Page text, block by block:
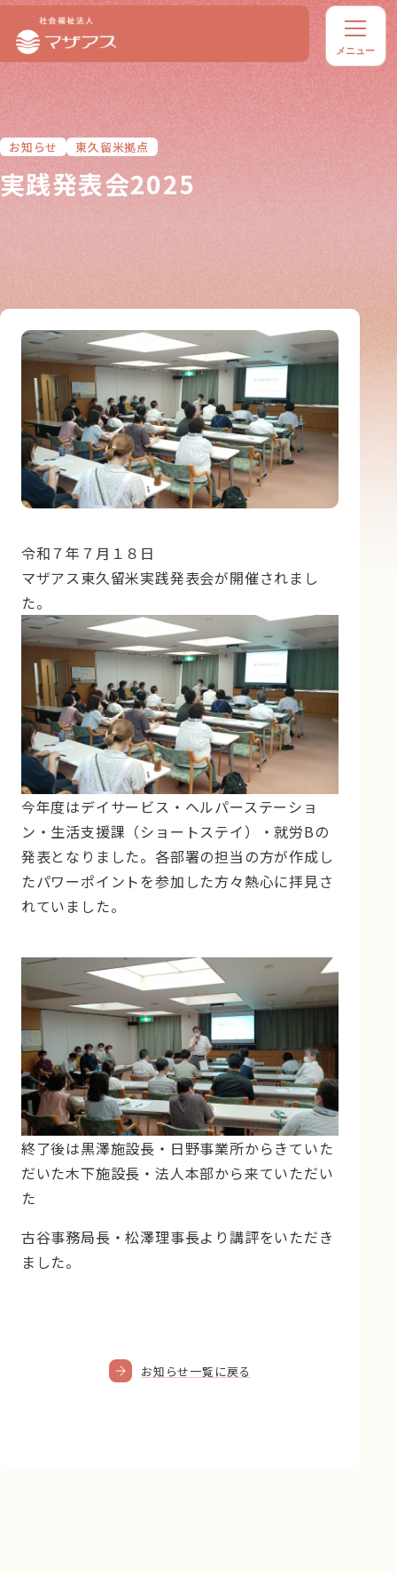
お知らせ 東久留米拠点
実践発表会2025
令和７年７月１８日
マザアス東久留米実践発表会が開催されまし
た。
今年度はデイサービス・ヘルパーステーショ
ン・生活支援課（ショートステイ）・就労Bの
発表となりました。各部署の担当の方が作成し
たパワーポイントを参加した方々熱心に拝見さ
れていました。
終了後は黒澤施設長・日野事業所からきていた
だいた木下施設長・法人本部から来ていただい
た
古谷事務局長・松澤理事長より講評をいただき
ました。
お知らせ一覧に戻る